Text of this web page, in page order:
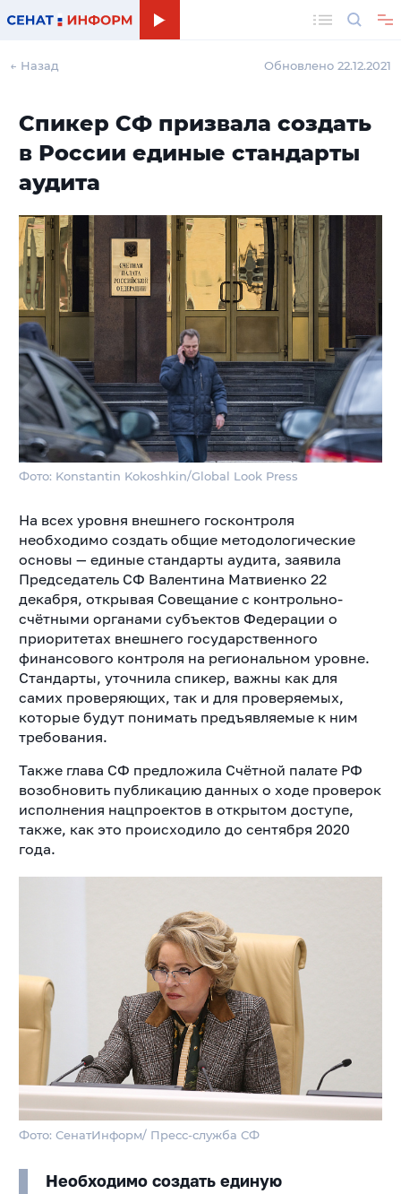
← Назад Обновлено 22.12.2021
Спикер СФ призвала создать
в России единые стандарты
аудита
Фото: Konstantin Kokoshkin/Global Look Press
На всех уровня внешнего госконтроля
необходимо создать общие методологические
основы — единые стандарты аудита, заявила
Председатель СФ Валентина Матвиенко 22
декабря, открывая Совещание с контрольно-
счётными органами субъектов Федерации о
приоритетах внешнего государственного
финансового контроля на региональном уровне.
Стандарты, уточнила спикер, важны как для
самих проверяющих, так и для проверяемых,
которые будут понимать предъявляемые к ним
требования.
Также глава СФ предложила Счётной палате РФ
возобновить публикацию данных о ходе проверок
исполнения нацпроектов в открытом доступе,
также, как это происходило до сентября 2020
года.
Фото: СенатИнформ/ Пресс-служба СФ
Необходимо создать единую